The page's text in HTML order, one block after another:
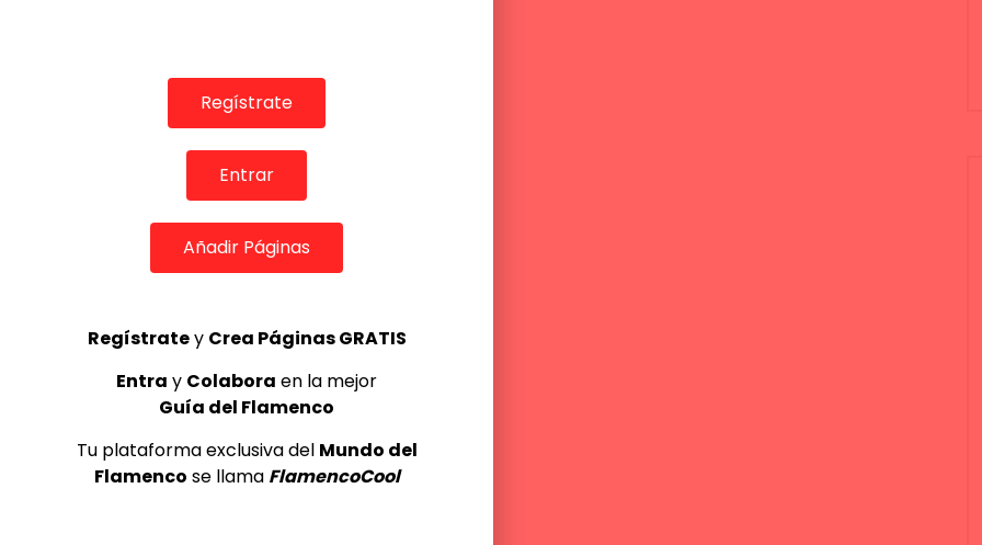
Regístrate
Entrar
Añadir Páginas
Regístratey Crea Páginas GRATIS
Entra y Colabora en la mejor
Guía del Flamenco
Tu plataforma exclusiva del Mundo del
Flamenco se llama FlamencoCool